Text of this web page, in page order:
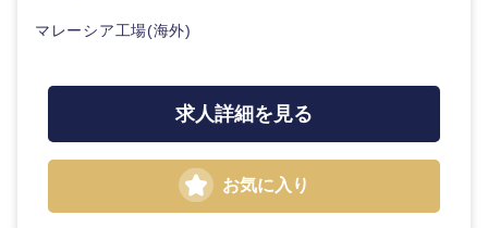
滋賀県 京都府
大阪府 兵庫県
マレーシア工場(海外)
求人詳細を見る
お気に入り